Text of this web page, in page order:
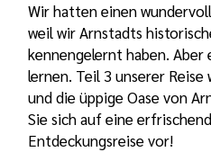
Wir hatten einen
weil wir Arnstadts
kennengelernt haben.
lernen. Teil 3 unserer
und die üppige Oase von
Sie sich auf eine
Entdeckungsreise vor!